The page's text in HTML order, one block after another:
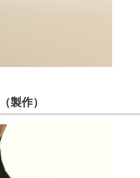
（製作）